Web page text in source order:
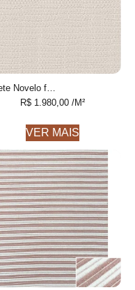
R$1.980,00/M²
VER MAIS